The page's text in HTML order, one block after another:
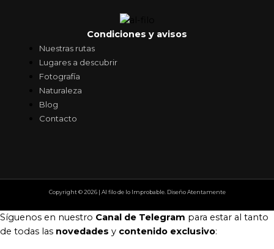
Condiciones y avisos
Nuestras rutas
Lugares a descubrir
Fotografía
Naturaleza
Blog
Contacto
Copyright © 2026 | Al filo de lo Improbable. Diseño Atentamente
Síguenos en nuestro Canal de Telegram para estar al tanto
de todas las novedades y contenido exclusivo: